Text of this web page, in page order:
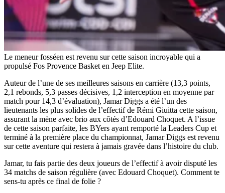
Le meneur fosséen est revenu sur cette saison incroyable qui a
propulsé Fos Provence Basket en Jeep Elite.
Auteur de l’une de ses meilleures saisons en carrière (13,3 points,
2,1 rebonds, 5,3 passes décisives, 1,2 interception en moyenne par
match pour 14,3 d’évaluation), Jamar Diggs a été l’un des
lieutenants les plus solides de l’effectif de Rémi Giuitta cette saison,
assurant la mène avec brio aux côtés d’Edouard Choquet. A l’issue
de cette saison parfaite, les BYers ayant remporté la Leaders Cup et
terminé à la première place du championnat, Jamar Diggs est revenu
sur cette aventure qui restera à jamais gravée dans l’histoire du club.
Jamar, tu fais partie des deux joueurs de l’effectif à avoir disputé les
34 matchs de saison régulière (avec Edouard Choquet). Comment te
sens-tu après ce final de folie ?